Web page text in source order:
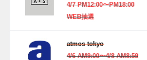
4/7 PM12:00〜PM18:00
WEB抽選
atmos tokyo
4/6 AM9:00〜4/8 AM8:59